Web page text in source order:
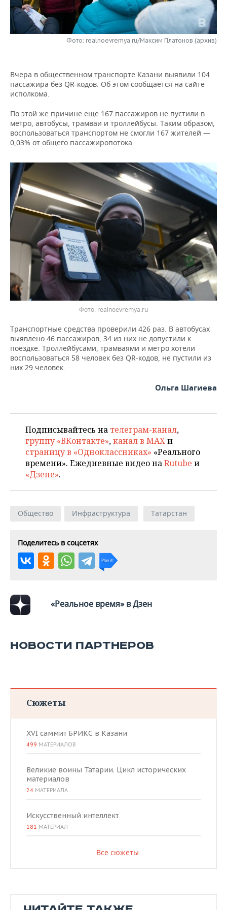
НЕФТЕХИМИЯ
НЕФТЬ
ЭНЕРГЕТИКА
РОЗНИЧНАЯ ТОРГОВЛЯ
НОВОСТИ ТЕХНОЛОГИЙ
ТЕЛЕКОММУНИКАЦИИ
МЕРОПРИЯТИЯ
НОВОСТИ МЕРОПРИЯТИЙ
БИЗНЕС-БРАНЧИ
ONLINE-КОНФЕРЕНЦИИ
ОТКРЫТАЯ ЛЕКЦИЯ
ФУТБОЛ
ХОККЕЙ
БАСКЕТБОЛ
КИБЕРСПОРТ
ФИГУРНОЕ КАТАНИЕ
ВОДНЫЕ ВИДЫ СПОРТА
ХОККЕЙ С МЯЧОМ
НОВОСТИ ОБЩЕСТВА
ВЛАСТЬ
ИНФРАСТРУКТУРА
КУЛЬТУРА
МЕДИЦИНА
ОБРАЗОВАНИЕ
ПРОИСШЕСТВИЯ
ФОТОГАЛЕРЕЯ
СЮЖЕТЫ
СПРАВОЧНИК
СПИСОК КОМПАНИЙ
Фото: realnoevremya.ru/Максим Платонов (архив)
Вчера в общественном транспорте Казани выявили 104
пассажира без QR-кодов. Об этом сообщается на сайте
исполкома.
По этой же причине еще 167 пассажиров не пустили в
метро, автобусы, трамваи и троллейбусы. Таким образом,
воспользоваться транспортом не смогли 167 жителей —
0,03% от общего пассажиропотока.
Фото: realnoevremya.ru
Транспортные средства проверили 426 раз. В автобусах
выявлено 46 пассажиров, 34 из них не допустили к
поездке. Троллейбусами, трамваями и метро хотели
воспользоваться 58 человек без QR-кодов, не пустили из
них 29 человек.
Ольга Шагиева
Подписывайтесь на телеграм-канал,
группу «ВКонтакте»,канал в MAXи
страницу в «Одноклассниках» «Реального
времени». Ежедневные видео наRutube и
«Дзене».
Общество Инфраструктура Татарстан
Поделитесь в соцсетях
«Реальное время» в Дзен
НОВОСТИ ПАРТНЕРОВ
Сюжеты
XVI саммит БРИКС в Казани
499 МАТЕРИАЛОВ
Великие воины Татарии. Цикл исторических
материалов
24 МАТЕРИАЛА
Искусственный интеллект
181 МАТЕРИАЛ
Все сюжеты